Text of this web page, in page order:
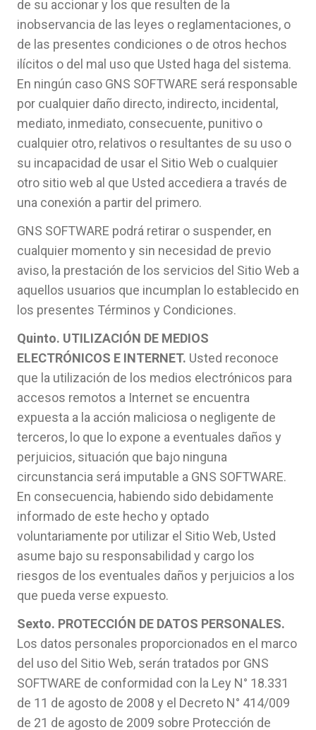
de su accionar y los que resulten de la
inobservancia de las leyes o reglamentaciones, o
de las presentes condiciones o de otros hechos
ilícitos o del mal uso que Usted haga del sistema.
En ningún caso GNS SOFTWARE será responsable
por cualquier daño directo, indirecto, incidental,
mediato, inmediato, consecuente, punitivo o
cualquier otro, relativos o resultantes de su uso o
su incapacidad de usar el Sitio Web o cualquier
otro sitio web al que Usted accediera a través de
una conexión a partir del primero.
GNS SOFTWARE podrá retirar o suspender, en
cualquier momento y sin necesidad de previo
aviso, la prestación de los servicios del Sitio Web a
aquellos usuarios que incumplan lo establecido en
los presentes Términos y Condiciones.
Quinto. UTILIZACIÓN DE MEDIOS
ELECTRÓNICOS E INTERNET. Usted reconoce
que la utilización de los medios electrónicos para
accesos remotos a Internet se encuentra
expuesta a la acción maliciosa o negligente de
terceros, lo que lo expone a eventuales daños y
perjuicios, situación que bajo ninguna
circunstancia será imputable a GNS SOFTWARE.
En consecuencia, habiendo sido debidamente
informado de este hecho y optado
voluntariamente por utilizar el Sitio Web, Usted
asume bajo su responsabilidad y cargo los
riesgos de los eventuales daños y perjuicios a los
que pueda verse expuesto.
Sexto. PROTECCIÓN DE DATOS PERSONALES.
Los datos personales proporcionados en el marco
del uso del Sitio Web, serán tratados por GNS
SOFTWARE de conformidad con la Ley N° 18.331
de 11 de agosto de 2008 y el Decreto N° 414/009
de 21 de agosto de 2009 sobre Protección de